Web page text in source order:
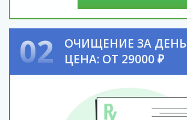
02
ОЧИЩЕНИЕ ЗА ДЕНЬ
ЦЕНА: ОТ 29000 ₽